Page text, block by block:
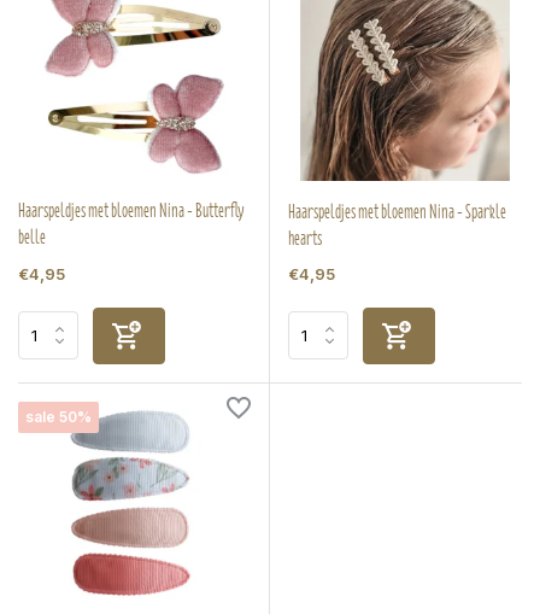
Haarspeldjes met bloemen Nina - Butterfly
belle
€4,95
Haarspeldjes met bloemen Nina - Sparkle
hearts
€4,95
sale 50%